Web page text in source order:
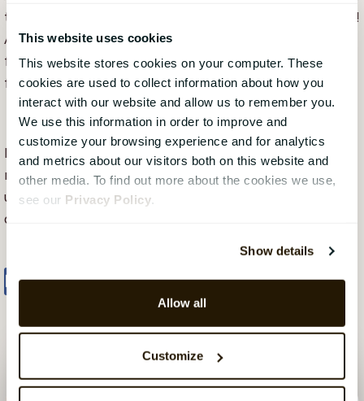
This website uses cookies
This website stores cookies on your computer. These
cookies are used to collect information about how you
interact with our website and allow us to remember you.
We use this information in order to improve and
customize your browsing experience and for analytics
and metrics about our visitors both on this website and
other media. To find out more about the cookies we use,
see our Privacy Policy.
Show details
Allow all
Customize
tider är en hjälte - och vi bör erkänna det regelbundet!
Alla gamla arbetsmetoder har kastats ut genom
fönstret på kort tid, men vi kan alla göra vårt bästa
för att arbeta (nästan) normalt.
När kriget med COVID-19 är över behöver vi alla vara
redo att snabbt få ekonomin på fötter igen; Det
underlättar då om vi ser till att hålla ångan uppe under
dessa svåra tider.
Share Tweet Share